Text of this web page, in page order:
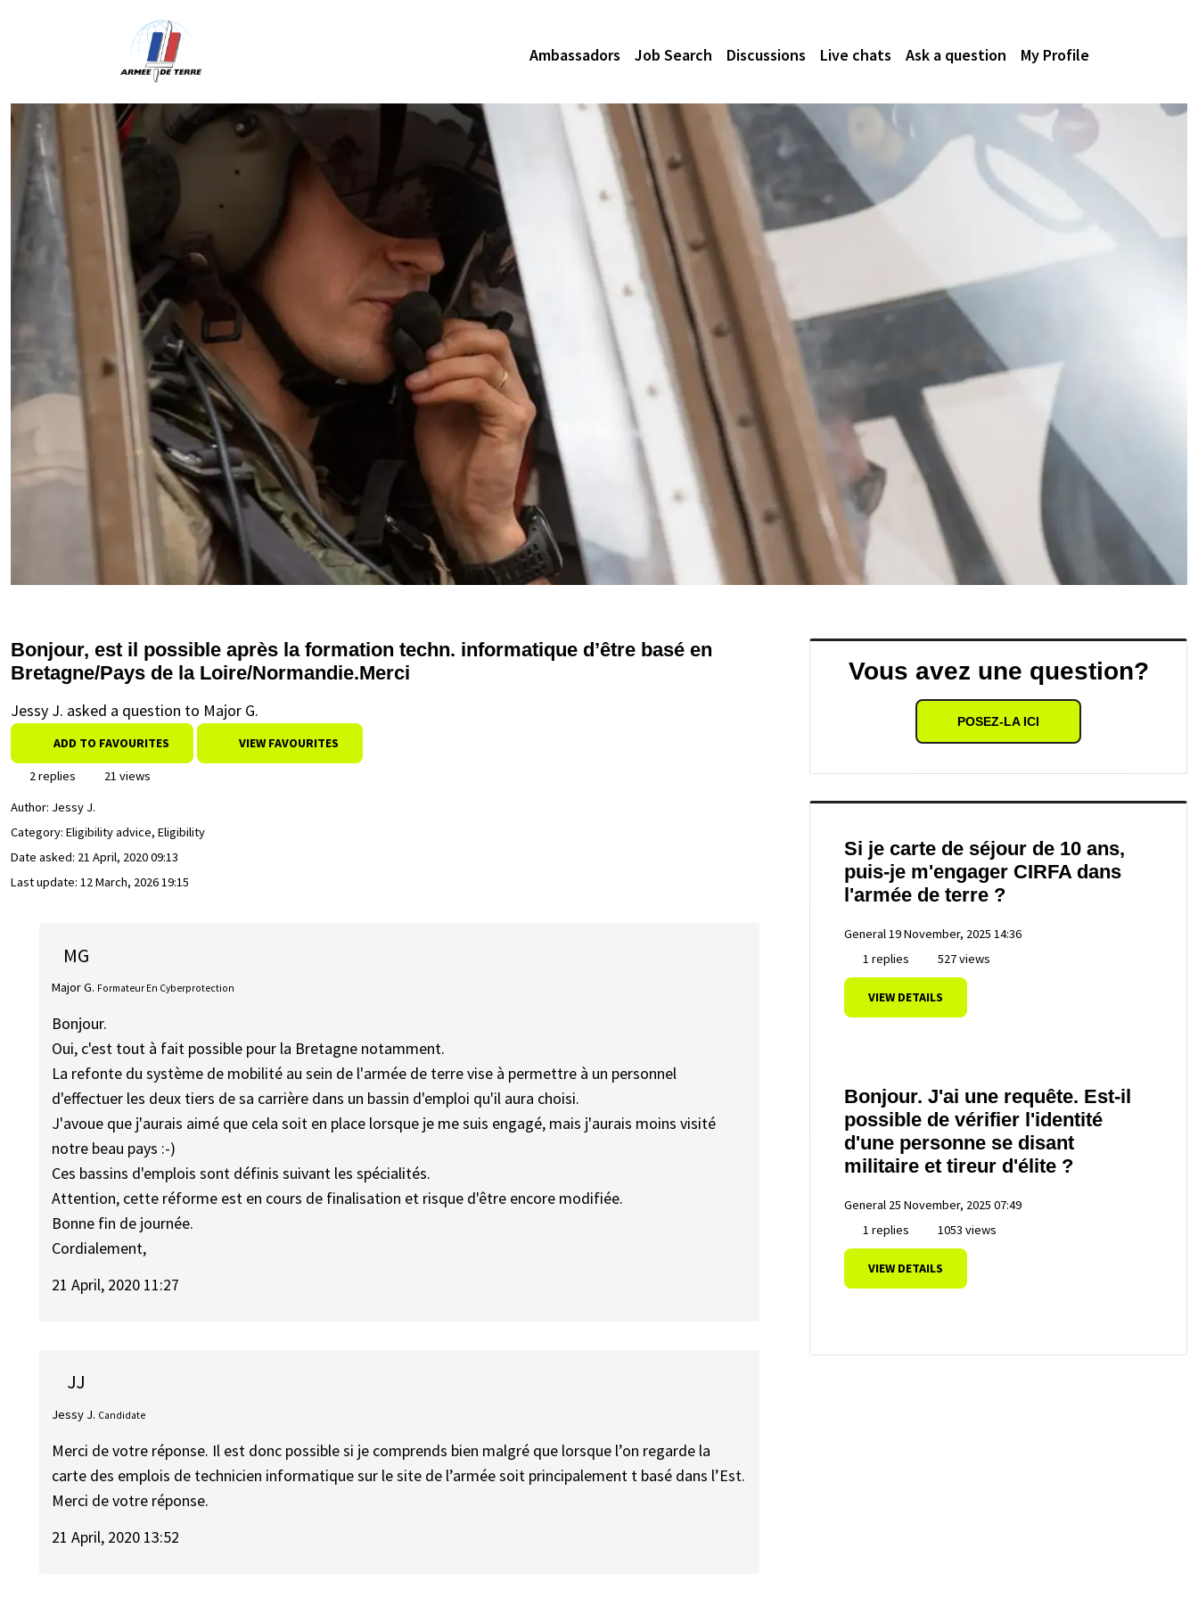
Ambassadors Job Search Discussions Live chats Ask a question My Profile
Bonjour, est il possible après la formation techn. informatique d’être basé en
Bretagne/Pays de la Loire/Normandie.Merci
Jessy J. asked a question to Major G.
ADD TO FAVOURITES VIEW FAVOURITES
2 replies
21 views
Author: Jessy J.
Category: Eligibility advice, Eligibility
Date asked: 21 April, 2020 09:13
Last update: 12 March, 2026 19:15
MG
Major G. Formateur En Cyberprotection
Bonjour.
Oui, c'est tout à fait possible pour la Bretagne notamment.
La refonte du système de mobilité au sein de l'armée de terre vise à permettre à un personnel
d'effectuer les deux tiers de sa carrière dans un bassin d'emploi qu'il aura choisi.
J'avoue que j'aurais aimé que cela soit en place lorsque je me suis engagé, mais j'aurais moins visité
notre beau pays :-)
Ces bassins d'emplois sont définis suivant les spécialités.
Attention, cette réforme est en cours de finalisation et risque d'être encore modifiée.
Bonne fin de journée.
Cordialement,
21 April, 2020 11:27
JJ
Jessy J. Candidate
Merci de votre réponse. Il est donc possible si je comprends bien malgré que lorsque l’on regarde la
carte des emplois de technicien informatique sur le site de l’armée soit principalement t basé dans l’Est.
Merci de votre réponse.
21 April, 2020 13:52
Vous avez une question?
POSEZ-LA ICI
Si je carte de séjour de 10 ans,
puis-je m'engager CIRFA dans
l'armée de terre ?
General19 November, 2025 14:36
1 replies
527 views
VIEW DETAILS
Bonjour. J'ai une requête. Est-il
possible de vérifier l'identité
d'une personne se disant
militaire et tireur d'élite ?
General 25 November, 2025 07:49
1 replies
1053 views
VIEW DETAILS